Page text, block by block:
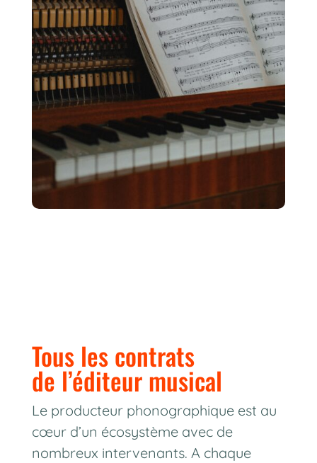
Tous les contrats
de l’éditeur musical
Le producteur phonographique est au
cœur d’un écosystème avec de
nombreux intervenants. A chaque